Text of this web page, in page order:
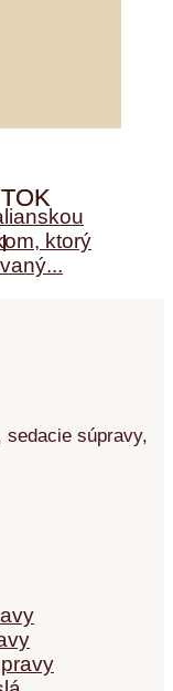
ktorý
sedacie súpravy,